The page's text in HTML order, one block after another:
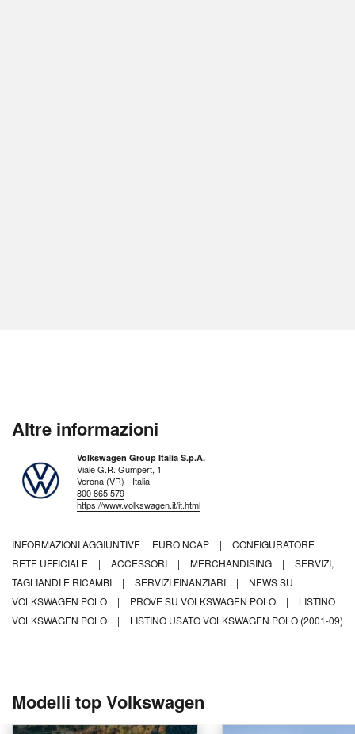
Altre informazioni
Volkswagen Group Italia S.p.A.
Viale G.R. Gumpert, 1
Verona (VR) - Italia
800 865 579
https://www.volkswagen.it/it.html
INFORMAZIONI AGGIUNTIVE EURO NCAP | CONFIGURATORE
|
RETE UFFICIALE
| ACCESSORI | MERCHANDISING |
SERVIZI,
TAGLIANDI E RICAMBI
| SERVIZI FINANZIARI |
NEWS SU
VOLKSWAGEN POLO
| PROVE SU VOLKSWAGEN POLO |
LISTINO
VOLKSWAGEN POLO
| LISTINO USATO VOLKSWAGEN POLO (2001-09)
Modelli top Volkswagen